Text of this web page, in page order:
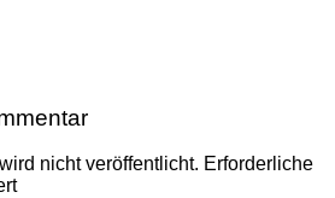
nicht veröffentlicht. Erforderliche